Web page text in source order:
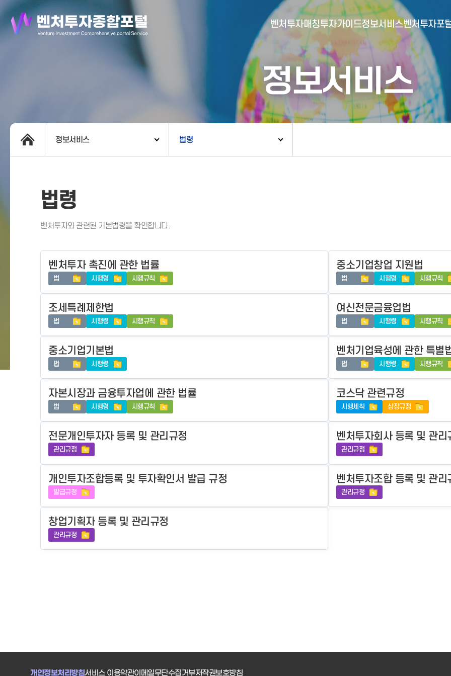
벤처투자매칭
- 통합공시
- 벤처투자회사 전자공시
- 벤처투자마트란?
- 비상장주식거래플랫폼
투자가이드정보서비스
- 대시보드
- 투자실적
- 민간벤처통계
- 통계/연구 보고서
- VC 근무경력 확인
- VC 트랙레코드 확
인
- 투자확인서발급시
스템
벤처투자포
- 포털소개
- BI소개
정보서비스
정보서비스 법령
법령
벤처투자와 관련된 기본법령을 확인합니다.
벤처투자 촉진에 관한 법률
법 시행령 시행규칙
중소기업창업 지원법
법 시행령 시행규칙
조세특례제한법
법 시행령 시행규칙
여신전문금융업법
법 시행령 시행규칙
중소기업기본법
법 시행령
벤처기업육성에 관한 특별
법 시행령 시행규칙
자본시장과 금융투자업에 관한 법률
법 시행령 시행규칙
코스닥 관련규정
시행세칙 상장규정
전문개인투자자 등록 및 관리규정
관리규정
벤처투자회사 등록 및 관리
관리규정
개인투자조합등록 및 투자확인서 발급 규정
발급규정
벤처투자조합 등록 및 관리
관리규정
창업기획자 등록 및 관리규정
관리규정
개인정보처리방침서비스 이용약관이메일무단수집거부저작권보호방침